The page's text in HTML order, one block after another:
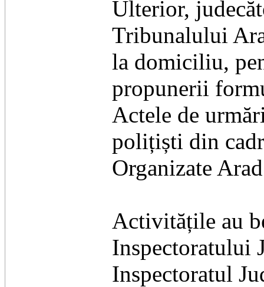
Ulterior,
Tribunalului
la domiciliu,
propunerii
Actele de
polițiști din
Organizate
Activitățile au
Inspectoratului
Inspectoratul